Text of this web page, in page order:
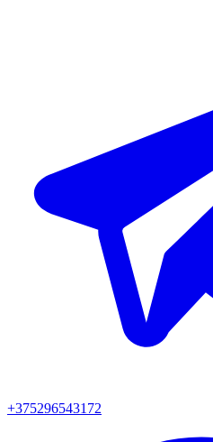
+375296543172